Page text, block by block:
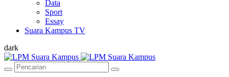
Data
Sport
Essay
Suara Kampus TV
dark